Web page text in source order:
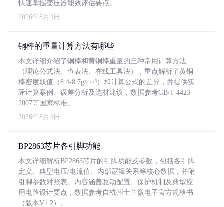
快速掌握变压器能效评估要点。
2026年8月4日
铜棒的重量计算方法有哪些
本文详细介绍了铜棒和黄铜棒重量的三种常用计算方法
（理论公式法、查表法、在线工具法），重点解析了黄铜
棒密度取值（8.4-8.7g/cm³）和计算公式的差异，并提供实
际计算案例、误差分析及选材建议，数据参考GB/T 4423-
2007等国家标准。
2026年8月4日
BP2863芯片各引脚功能
本文详细解析BP2863芯片的引脚功能及参数，包括各引脚
定义、典型电压/电流值、内部逻辑关系等核心数据，并附
引脚参数对照表。内容涵盖驱动配置、保护机制及典型应
用电路设计要点，数据参考自杭州士兰微电子官方规格书
（版本V1.2）。